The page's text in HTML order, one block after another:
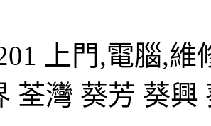
上門,電腦,
荃灣 葵芳 葵興